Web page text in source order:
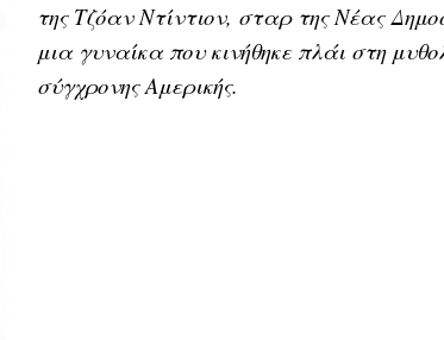
της Τζόαν Ντίντιον, σταρ της Νέας
μια γυναίκα που κινήθηκε πλάι στη
σύγχρονης Αμερικής.